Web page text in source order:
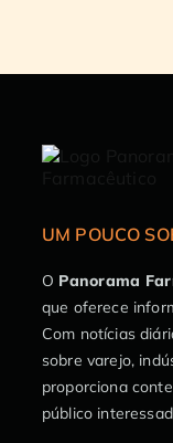
UM POUCO
O Panorama
que oferece
Com notícias
sobre varejo,
proporciona
público